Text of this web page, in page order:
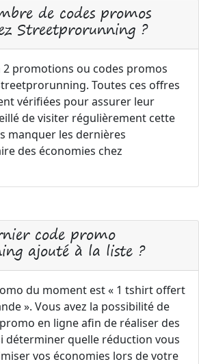
de codes promos
Streetprorunning ?
2 promotions ou codes promos
Toutes ces offres
vérifiées pour assurer leur
de visiter régulièrement cette
manquer les dernières
des économies chez
code promo
ajouté à la liste ?
du moment est « 1 tshirt offert
». Vous avez la possibilité de
en ligne afin de réaliser des
déterminer quelle réduction vous
vos économies lors de votre